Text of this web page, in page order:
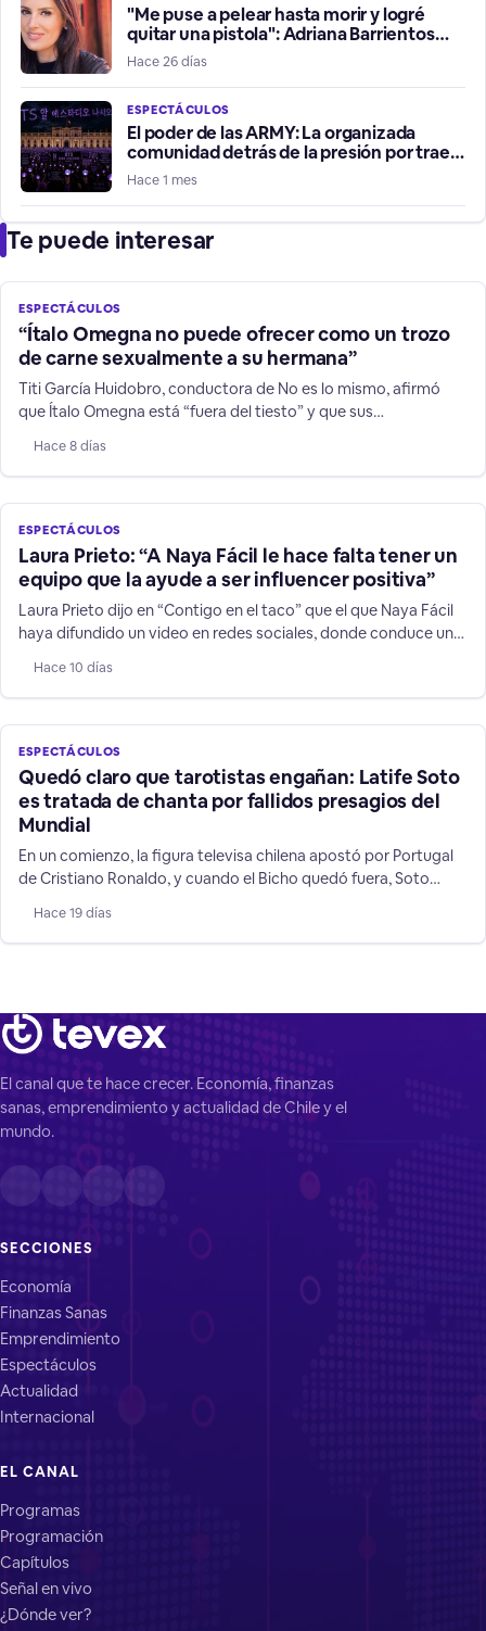
"Me puse a pelear hasta morir y logré
quitar una pistola": Adriana Barrientos
relata violento robo de su vehículo
Hace 26 días
ESPECTÁCULOS
El poder de las ARMY: La organizada
comunidad detrás de la presión por traer
a BTS a Chile
Hace 1 mes
Te puede interesar
ESPECTÁCULOS
“Ítalo Omegna no puede ofrecer como un trozo
de carne sexualmente a su hermana”
Titi García Huidobro, conductora de No es lo mismo, afirmó
que Ítalo Omegna está “fuera del tiesto” y que sus
Hace 8 días
ESPECTÁCULOS
Laura Prieto: “A Naya Fácil le hace falta tener un
equipo que la ayude a ser influencer positiva”
Laura Prieto dijo en “Contigo en el taco” que el que Naya Fácil
haya difundido un video en redes sociales, donde conduce un
irresponsabilidad sobre todo frente a niños y jóvenes que la
siguen.
Hace 10 días
ESPECTÁCULOS
Quedó claro que tarotistas engañan: Latife Soto
es tratada de chanta por fallidos presagios del
Mundial
En un comienzo, la figura televisa chilena apostó por Portugal
de Cristiano Ronaldo, y cuando el Bicho quedó fuera, Soto
rubro de supuestos "videntes".
Hace 19 días
El canal que te hace crecer. Economía, finanzas
sanas, emprendimiento y actualidad de Chile y el
mundo.
SECCIONES
Economía
Finanzas Sanas
Emprendimiento
Espectáculos
Actualidad
Internacional
EL CANAL
Programas
Programación
Capítulos
Señal en vivo
¿Dónde ver?